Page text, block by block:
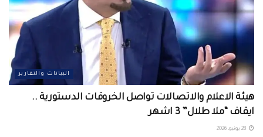
البيانات والتقارير
هيئة الاعلام والاتصالات تواصل الخروقات الدستورية ..
ايقاف “ملا طلال” 3 اشهر